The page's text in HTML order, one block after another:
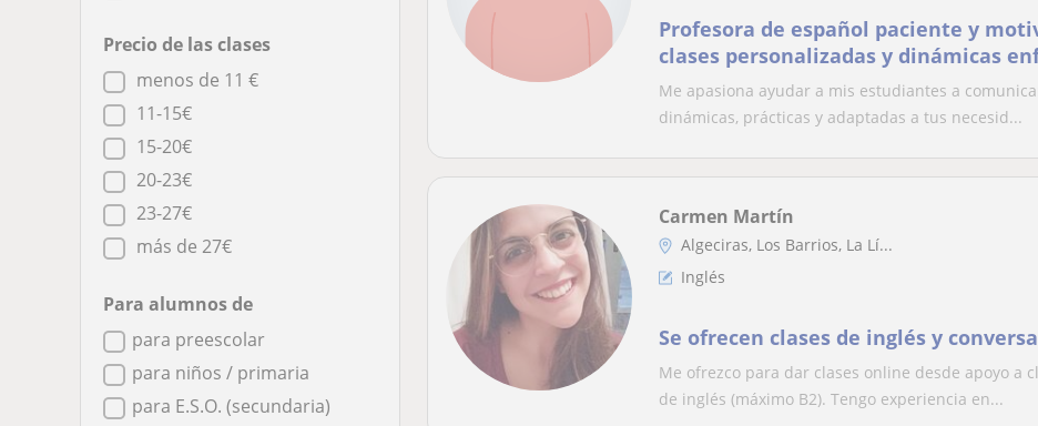
Precio de las clases
menos de 11 €
11-15€
15-20€
20-23€
23-27€
más de 27€
Para alumnos de
para preescolar
para niños / primaria
para E.S.O. (secundaria)
Profesora de español paciente y
clases personalizadas y dinámicas
comunicación real.
Me apasiona ayudar a mis estudiantes a
dinámicas, prácticas y adaptadas a tus necesid...
Carmen Martín
Algeciras, Los Barrios, La Lí...
Inglés
Se ofrecen clases de inglés y
Me ofrezco para dar clases online desde apoyo a
de inglés (máximo B2). Tengo experiencia en...